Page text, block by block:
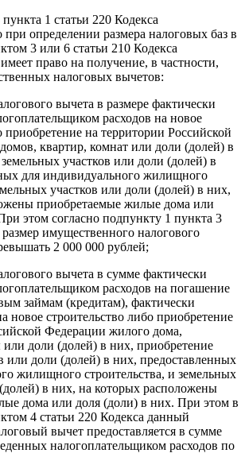
1 статьи 220 Кодекса
при определении размера налоговых баз в
3 или 6 статьи 210 Кодекса
право на получение, в частности,
налоговых вычетов:
вычета в размере фактически
расходов на новое
приобретение на территории Российской
квартир, комнат или доли (долей) в
участков или доли (долей) в
для индивидуального жилищного
участков или доли (долей) в них,
приобретаемые жилые дома или
этом согласно подпункту 1 пункта 3
размер имущественного налогового
2 000 000 рублей;
вычета в сумме фактически
расходов на погашение
займам (кредитам), фактически
новое строительство либо приобретение
Федерации жилого дома,
доли (долей) в них, приобретение
или доли (долей) в них, предоставленных
жилищного строительства, и земельных
в них, на которых расположены
дома или доля (доли) в них. При этом в
4 статьи 220 Кодекса данный
вычет предоставляется в сумме
налогоплательщиком расходов по